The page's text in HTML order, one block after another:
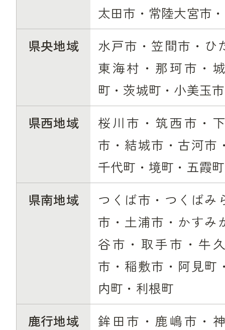
太田市・常陸大宮市
県央地域
水戸市・笠間市・ひ
東海村・那珂市・
町・茨城町・小美玉市
県西地域
桜川市・筑西市・
市・結城市・古河市
千代町・境町・五霞町
県南地域
つくば市・つくばみ
市・土浦市・かすみ
谷市・取手市・牛
市・稲敷市・阿見町
内町・利根町
鹿行地域
鉾田市・鹿嶋市・